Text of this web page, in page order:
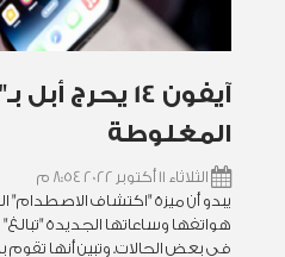
آيفون 14 يحرج
المغلوطة
الثلاثاء 11 أكتوبر 2022 8:54 م
يبدو أن ميزة "اكتشاف الاصطدام"
هواتفها وساعاتها الجديدة
في بعض الحالات. وتبين أنها تقوم